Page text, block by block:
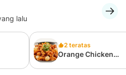
lalu
2 teratas
Orange Chicken